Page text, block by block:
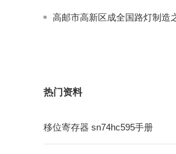
热门资料
移位寄存器 sn74hc595手册